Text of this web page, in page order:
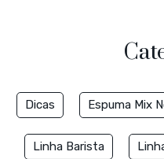
Dicas Espuma Mix
Linha Barista